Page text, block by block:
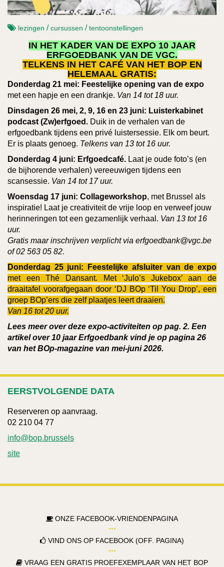
lezingen / cursussen / tentoonstellingen
IN HET KADER VAN DE EXPO 10 JAAR
ERFGOEDBANK VAN DE VGC.
TELKENS IN HET CAFÉ VAN HET BOP EN
HELEMAAL GRATIS:
Donderdag 21 mei: Feestelijke opening van de expo
met een hapje en een drankje. Van 14 tot 18 uur.
Dinsdagen 26 mei, 2, 9, 16 en 23 juni: Luisterkabinet
podcast (Zw)erfgoed. Duik in de verhalen van de
erfgoedbank tijdens een privé luistersessie. Elk om beurt.
Er is plaats genoeg. Telkens van 13 tot 16 uur.
Donderdag 4 juni: Erfgoedcafé. Laat je oude foto’s (en
de bijhorende verhalen) vereeuwigen tijdens een
scansessie. Van 14 tot 17 uur.
Woensdag 17 juni: Collageworkshop, met Brussel als
inspiratie! Laat je creativiteit de vrije loop en verweef jouw
herinneringen tot een gezamenlijk verhaal. Van 13 tot 16
uur.
Gratis maar inschrijven verplicht via erfgoedbank@vgc.be
of 02 563 05 82.
Donderdag 25 juni:
Feestelijke afsluiter van de expo
met een
Thé Dansant. Met ‘Julo’s Jukebox’ aan de
draaitafel voorafgegaan door ‘DJ BOp ‘Til You Drop’, een
groep BOp’ers die zelf plaatjes leert draaien.
Van 16 tot 20 uur.
Lees meer over deze expo-activiteiten op pag. 2. Een
artikel over 10 jaar Erfgoedbank vind je op pagina 26
van het BOp-magazine van mei-juni 2026.
EERSTVOLGENDE DATA
Reserveren op aanvraag.
02 210 04 77
info@bop.brussels
site
ONZE FACEBOOK-VRIENDENPAGINA
VIND ONS OP FACEBOOK (OFF. PAGINA)
VRAAG EEN GRATIS PROEFEXEMPLAAR VAN HET BOP